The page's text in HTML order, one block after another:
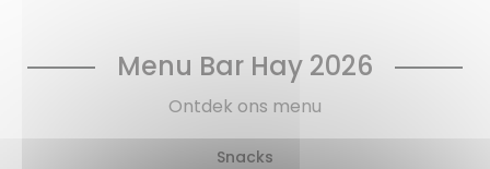
Menu Bar Hay 2026
Ontdek ons menu
Snacks